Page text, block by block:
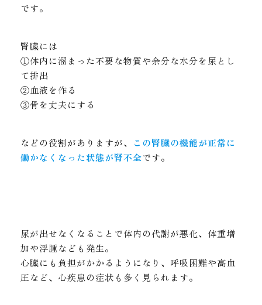
です。
腎臓には
①体内に溜まった不要な物質や余分な水分を尿とし
て排出
②血液を作る
③骨を丈夫にする
などの役割がありますが、
この腎臓の機能が正常に
働かなくなった状態が腎不全です。
尿が出せなくなることで体内の代謝が悪化、体重増
加や浮腫なども発生。
心臓にも負担がかかるようになり、呼吸困難や高血
圧など、心疾患の症状も多く見られます。